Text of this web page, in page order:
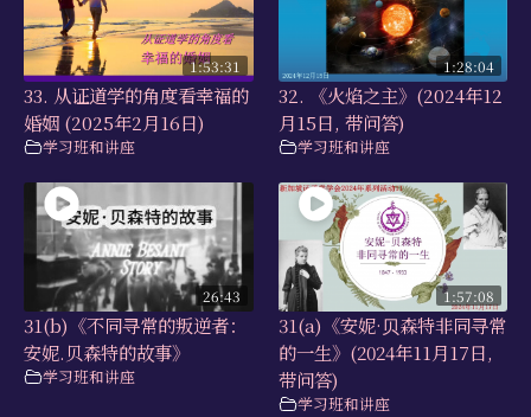
1:53:31
33. 从证道学的角度看幸福的
婚姻 (2025年2月16日)
学习班和讲座
1:28:04
32. 《火焰之主》(2024年12
月15日, 带问答)
学习班和讲座
26:43
31(b)《不同寻常的叛逆者：
安妮.贝森特的故事》
学习班和讲座
1:57:08
31(a)《安妮·⻉森特非同寻常
的一生》(2024年11月17日,
带问答)
学习班和讲座